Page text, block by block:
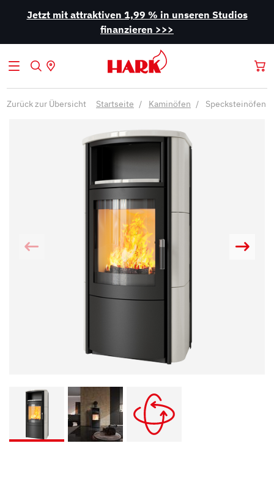
Jetzt mit attraktiven 1,99 % in unseren Studios
finanzieren >>>
Zurück zur Übersicht Startseite Kaminöfen Specksteinöfen